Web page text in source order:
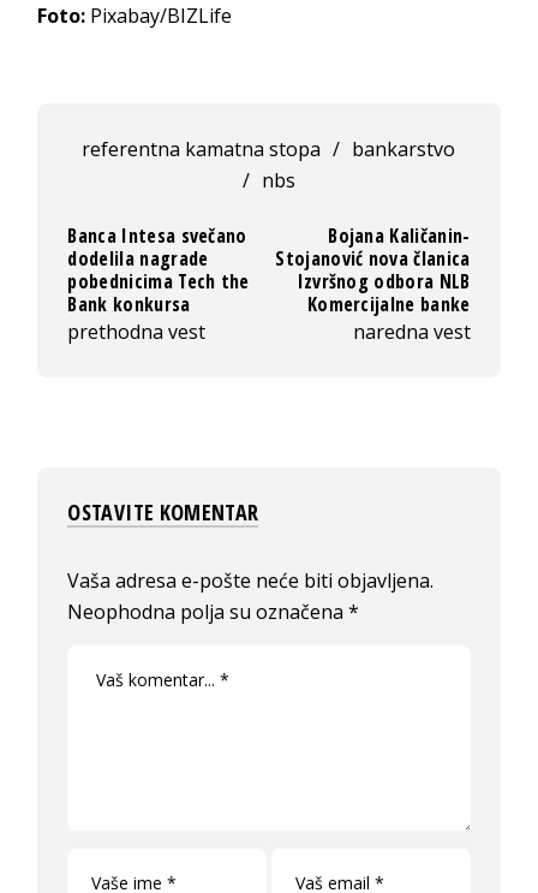
Foto: Pixabay/BIZLife
referentna kamatna stopa / bankarstvo
/ nbs
Banca Intesa svečano
dodelila nagrade
pobednicima Tech the
Bank konkursa
prethodna vest
Bojana Kaličanin-
Stojanović nova članica
Izvršnog odbora NLB
Komercijalne banke
naredna vest
OSTAVITE KOMENTAR
Vaša adresa e-pošte neće biti objavljena.
Neophodna polja su označena*